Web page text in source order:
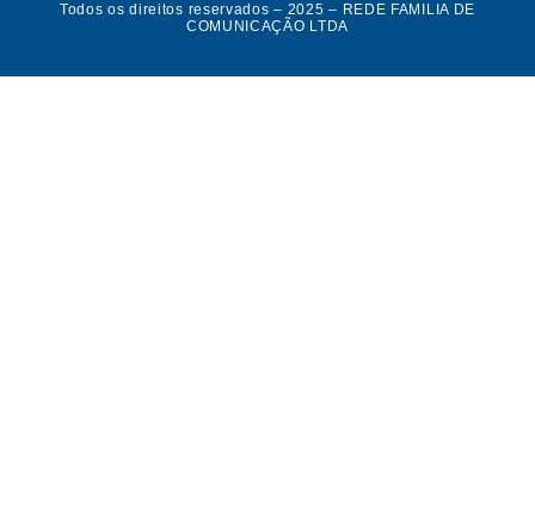
Todos os direitos reservados – 2025 – REDE FAMILIA DE
COMUNICAÇÃO LTDA